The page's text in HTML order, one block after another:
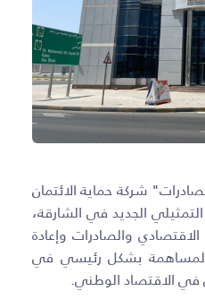
شركة حماية الائتمان
التمثيلي الجديد في الشارقة،
والصادرات وإعادة
والمساهمة بشكل رئيسي في
في الاقتصاد الوطني.